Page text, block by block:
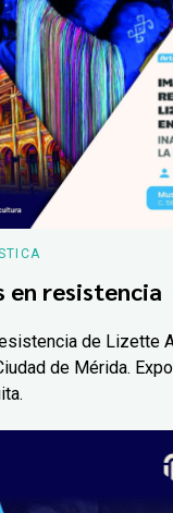
en resistencia
de Lizette
de Mérida.